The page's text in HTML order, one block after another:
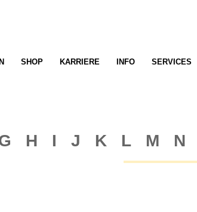
SHOP KARRIERE INFO SERVICES
H I J K L M N